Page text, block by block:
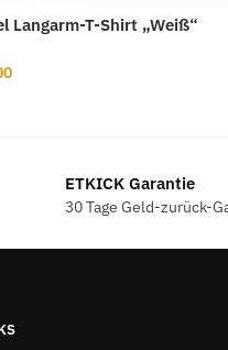
Langarm-T-Shirt „Weiß“
Aktueller
ETKICK Garantie
30 Tage Geld-zurück-